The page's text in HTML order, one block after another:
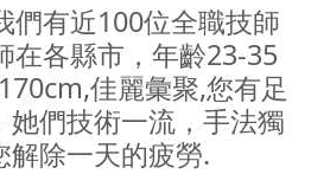
們有近100位全職技師
在各縣市，年齡23-35
佳麗彙聚,您有足
們技術一流，手法獨
除一天的疲勞.